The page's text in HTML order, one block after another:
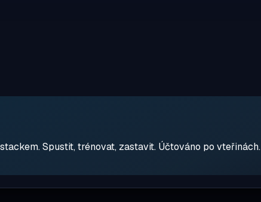
Spustit, trénovat, zastavit. Účtováno po vteřinách.